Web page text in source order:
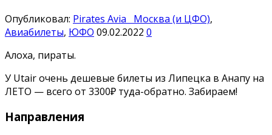
Опубликовал: Pirates Avia Москва (и ЦФО),
Авиабилеты, ЮФО 09.02.2022 0
Алоха, пираты.
У Utair очень дешевые билеты из Липецка в Анапу на
ЛЕТО — всего от 3300₽ туда-обратно. Забираем!
Направления